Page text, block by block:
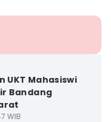
UKT Mahasiswi
Bandang
WIB